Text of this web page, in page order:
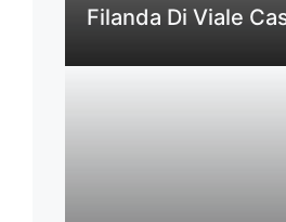
Filanda Di Viale